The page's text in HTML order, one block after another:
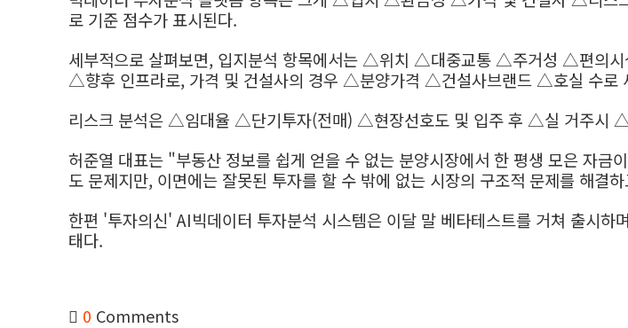
로 기준 점수가 표시된다.
세부적으로 살펴보면, 입지분석 항목에서는 △위치 △대중교통 △주거성 △편의
△향후 인프라로, 가격 및 건설사의 경우 △분양가격 △건설사브랜드 △호실 수로
리스크 분석은 △임대율 △단기투자(전매) △현장선호도 및 입주 후 △실 거주시
허준열 대표는 "부동산 정보를 쉽게 얻을 수 없는 분양시장에서 한 평생 모은 자
도 문제지만, 이면에는 잘못된 투자를 할 수 밖에 없는 시장의 구조적 문제를 해결
한편 '투자의신' AI빅데이터 투자분석 시스템은 이달 말 베타테스트를 거쳐 출시
태다.
0 Comments